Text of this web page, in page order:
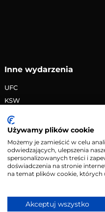
Inne wydarzenia
UFC
KSW
PRIME MMA
Żużlowa Ekstraliga
Speedway Grand Prix
Skoki narciarskie
Używamy plików cookie
Możemy je zamieścić w celu
odwiedzających, ulepszenia
spersonalizowanych treści i
doświadczenia na stronie
na temat plików cookie,
Akceptuj wszystko